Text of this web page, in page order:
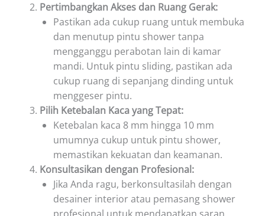
Pertimbangkan Akses dan Ruang Gerak:
Pastikan ada cukup ruang untuk membuka
dan menutup pintu shower tanpa
mengganggu perabotan lain di kamar
mandi. Untuk pintu sliding, pastikan ada
cukup ruang di sepanjang dinding untuk
menggeser pintu.
Pilih Ketebalan Kaca yang Tepat:
Ketebalan kaca 8 mm hingga 10 mm
umumnya cukup untuk pintu shower,
memastikan kekuatan dan keamanan.
Konsultasikan dengan Profesional:
Jika Anda ragu, berkonsultasilah dengan
desainer interior atau pemasang shower